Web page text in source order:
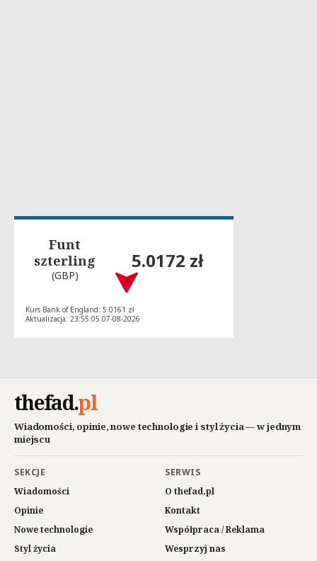
Funt
szterling
(GBP)
5.0172 zł
Kurs Bank of England: 5.0161 zł
Aktualizacja: 23:55:05 07-08-2026
thefad.pl
Wiadomości, opinie, nowe technologie i styl życia — w jednym
miejscu
SEKCJE
Wiadomości
Opinie
Nowe technologie
Styl życia
SERWIS
O thefad.pl
Kontakt
Współpraca / Reklama
Wesprzyj nas